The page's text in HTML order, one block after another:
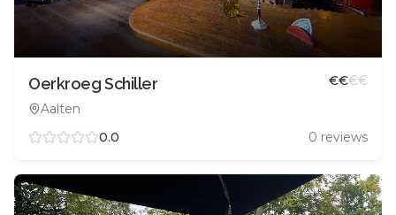
Oerkroeg Schiller
Aalten
€€€€
0.0 0 reviews